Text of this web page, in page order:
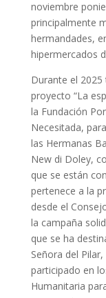
noviembre
principalmente
hermandades,
hipermercados
Durante el
proyecto “La
la Fundación
Necesitada,
las Hermanas
New di Doley,
que se están
pertenece a la
desde el
la campaña
que se ha
Señora del
participado en
Humanitaria